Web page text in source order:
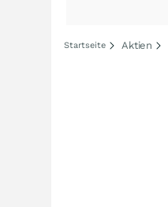
Startseite Aktien